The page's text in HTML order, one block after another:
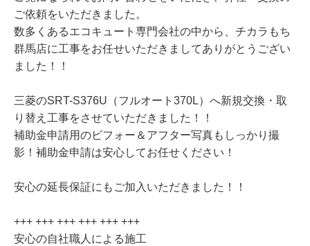
ご依頼をいただきました。
数多くあるエコキュート専門会社の中から、チカラもち
群馬店に工事をお任せいただきましてありがとうござい
ました！！
三菱のSRT-S376U（フルオート370L）へ新規交換・取
り替え工事をさせていただきました！！
補助金申請用のビフォー＆アフター写真もしっかり撮
影！補助金申請は安心してお任せください！
安心の延長保証にもご加入いただきました！！
+++ +++ +++ +++ +++ +++
安心の自社職人による施工